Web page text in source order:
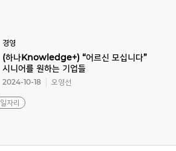
경영
(하나Knowledge+) “어르신 모십니다”
시니어를 원하는 기업들
일자리
2024-10-18 오영선